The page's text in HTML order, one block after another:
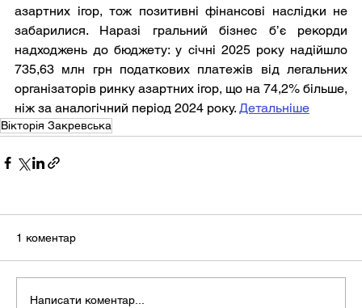
азартних ігор, тож позитивні фінансові наслідки не
забарилися. Наразі гральний бізнес б’є рекорди
надходжень до бюджету: у січні 2025 року надійшло
735,63 млн грн податкових платежів від легальних
організаторів ринку азартних ігор, що на 74,2% більше,
ніж за аналогічний період 2024 року. Детальніше
Вікторія Закревська
1 коментар
Написати коментар...